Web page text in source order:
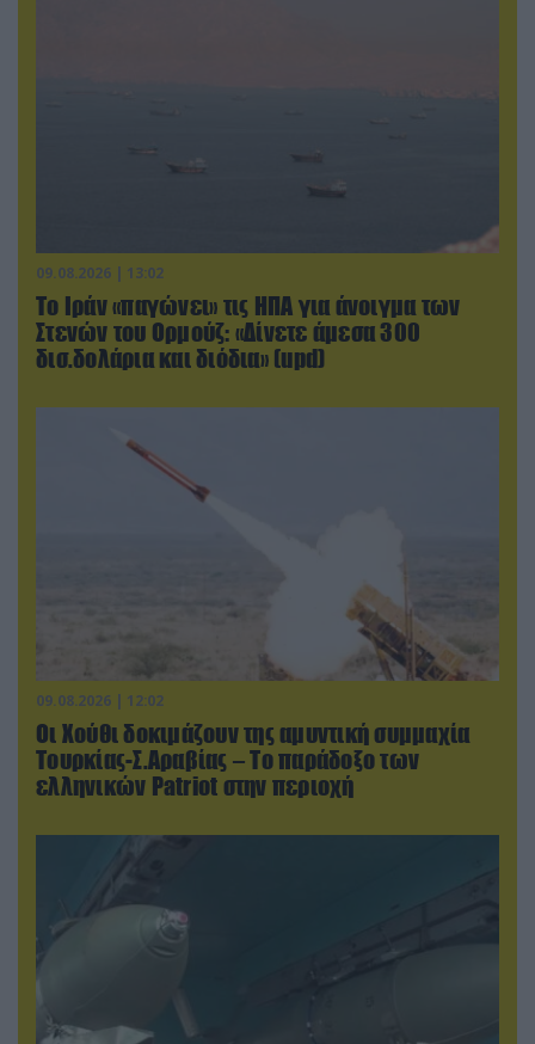
09.08.2026 | 13:02
Το Ιράν «παγώνει» τις ΗΠΑ για άνοιγμα των
Στενών του Ορμούζ: «Δίνετε άμεσα 300
δισ.δολάρια και διόδια» (upd)
09.08.2026 | 12:02
Οι Χούθι δοκιμάζουν της αμυντική συμμαχία
Τουρκίας-Σ.Αραβίας – Το παράδοξο των
ελληνικών Patriot στην περιοχή